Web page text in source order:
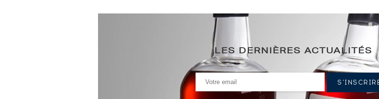
LES DERNIÈRES ACTUALITÉS